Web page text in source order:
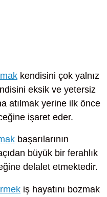
kendisini çok yalnız
eksik ve yetersiz
atılmak yerine ilk önce
işaret eder.
başarılarının
büyük bir ferahlık
delalet etmektedir.
iş hayatını bozmak